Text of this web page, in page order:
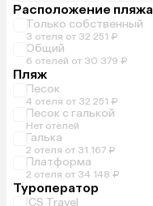
Расположение пляжа
Только собственный
3 отеля от 32 251 ₽
Общий
6 отелей от 30 379 ₽
Пляж
Песок
4 отеля от 32 251 ₽
Песок с галькой
Нет отелей
Галька
2 отеля от 31 167 ₽
Платформа
2 отеля от 34 148 ₽
Туроператор
ICS Travel